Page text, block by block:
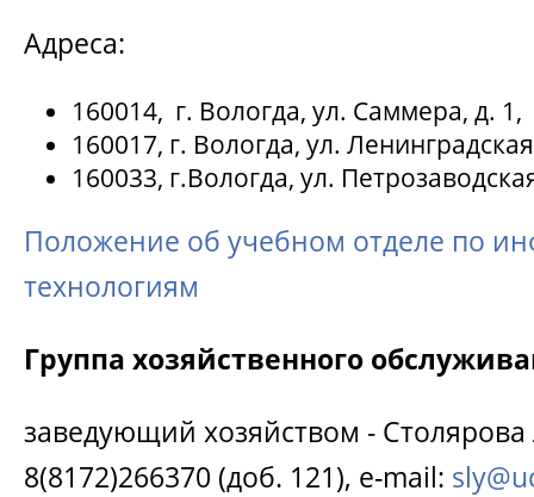
Адреса:
160014, г. Вологда, ул. Саммера, д. 1,
160017, г. Вологда, ул.
160033, г.Вологда, ул.
Положение об учебном отделе по
технологиям
Группа хозяйственного
заведующий хозяйством -
8(8172)266370 (доб. 121), e-mail: